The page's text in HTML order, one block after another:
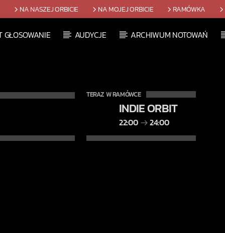
NA NASZEJ ORBICIE NA MOJEJ ORBICIE RAMÓWKA
GŁOSOWANIE AUDYCJE ARCHIWUM NOTOWAŃ
TERAZ W RAMÓWCE
INDIE ORBIT
22:00 24:00